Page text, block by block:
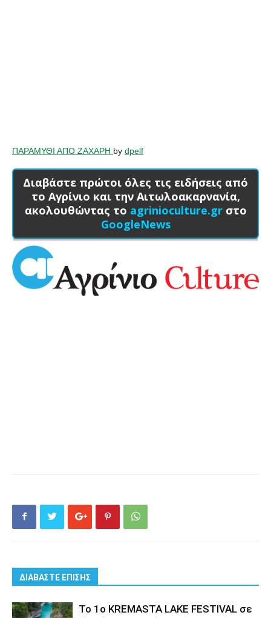
ΠΑΡΑΜΥΘΙ ΑΠΟ ΖΑΧΑΡΗ by dpelf
Διαβάστε πρώτοι όλες τις ειδήσεις από
το Αγρίνιο και την Αιτωλοακαρνανία,
ακολουθώντας το agrinioculture.grστο
GoogleNews
ΔΙΑΒΑΣΤΕ ΕΠΙΣΗΣ
Το 1ο KREMASTA LAKE FESTIVAL σε